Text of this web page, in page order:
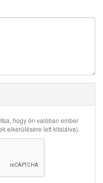
hogy ön valóban ember
elkerülésére lett kitalálva).